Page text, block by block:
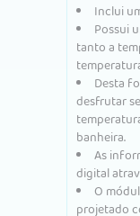
Inclui
Possui
tanto a
Desta
desfrutar
banheira.
As
digital
O
projetado